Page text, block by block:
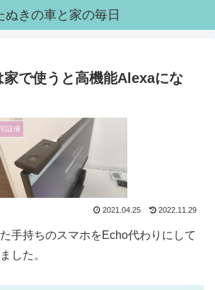
ぬきの車と家の毎日
で使うと高機能Alexaにな
設備
2021.04.25 2022.11.29
手持ちのスマホをEcho代わりにして
した。